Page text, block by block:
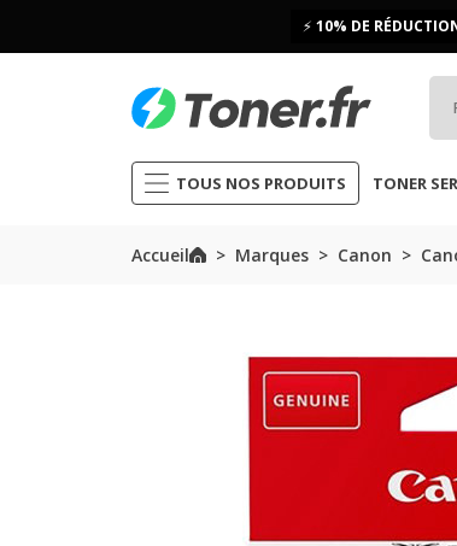
⚡ 10% DE
TOUS NOS PRODUITS TONER
Accueil Marques Canon